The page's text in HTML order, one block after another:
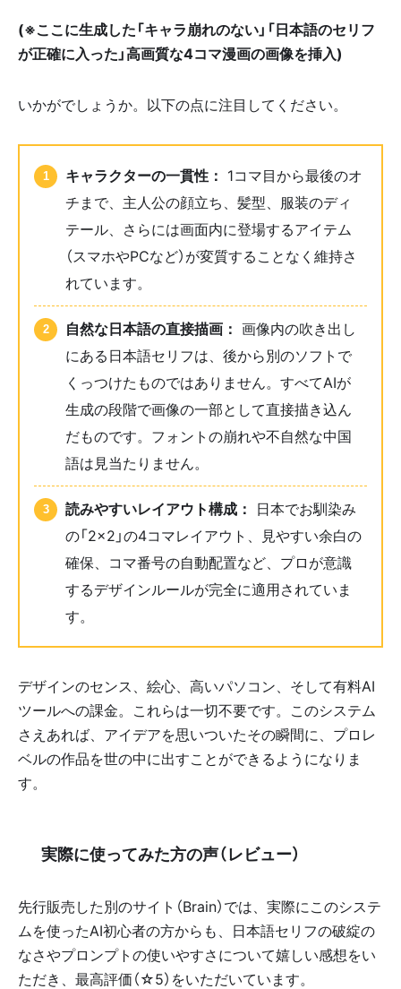
(※ここに生成した「キャラ崩れのない」「日本語のセリフ
が正確に入った」高画質な4コマ漫画の画像を挿入)
いかがでしょうか。以下の点に注目してください。
キャラクターの一貫性： 1コマ目から最後のオ
チまで、主人公の顔立ち、髪型、服装のディ
テール、さらには画面内に登場するアイテム
（スマホやPCなど）が変質することなく維持さ
れています。
自然な日本語の直接描画： 画像内の吹き出し
にある日本語セリフは、後から別のソフトで
くっつけたものではありません。すべてAIが
生成の段階で画像の一部として直接描き込ん
だものです。フォントの崩れや不自然な中国
語は見当たりません。
読みやすいレイアウト構成：
日本でお馴染み
の「2×2」の4コマレイアウト、見やすい余白の
確保、コマ番号の自動配置など、プロが意識
するデザインルールが完全に適用されていま
す。
デザインのセンス、絵心、高いパソコン、そして有料AI
ツールへの課金。これらは一切不要です。このシステム
さえあれば、アイデアを思いついたその瞬間に、プロレ
ベルの作品を世の中に出すことができるようになりま
す。
🗣️ 実際に使ってみた方の声（レビュー）
先行販売した別のサイト（Brain）では、実際にこのシステ
ムを使ったAI初心者の方からも、日本語セリフの破綻の
なさやプロンプトの使いやすさについて嬉しい感想をい
ただき、最高評価（☆5）をいただいています。